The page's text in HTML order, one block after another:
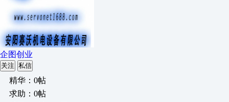
企图创业
关注 私信
精华：0帖
求助：0帖